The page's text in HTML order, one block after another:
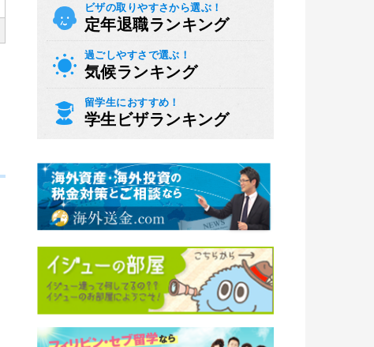
ビザの取りやすさから選ぶ！
定年退職ランキング
過ごしやすさで選ぶ！
気候ランキング
留学生におすすめ！
学生ビザランキング